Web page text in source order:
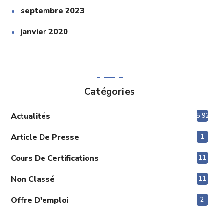
septembre 2023
janvier 2020
Catégories
Actualités 5 920
Article De Presse 1
Cours De Certifications 11
Non Classé 11
Offre D'emploi 2